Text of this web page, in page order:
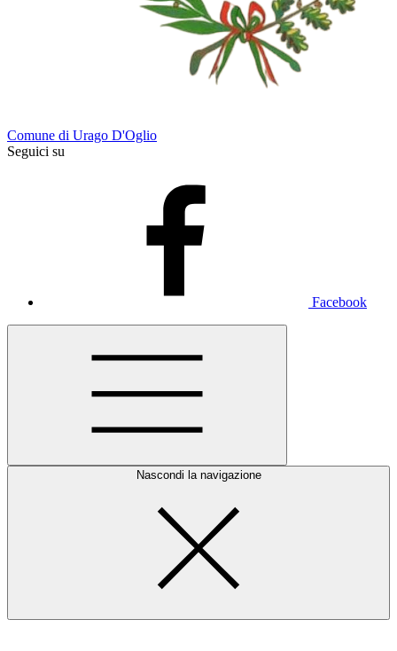
Comune di Urago D'Oglio
Seguici su
Facebook
Nascondi la navigazione